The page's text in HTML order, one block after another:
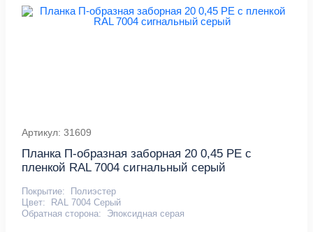
Артикул: 31609
Планка П-образная заборная 20 0,45 PE с
пленкой RAL 7004 сигнальный серый
Покрытие:
Полиэстер
Цвет:
RAL 7004 Серый
Обратная сторона:
Эпоксидная серая